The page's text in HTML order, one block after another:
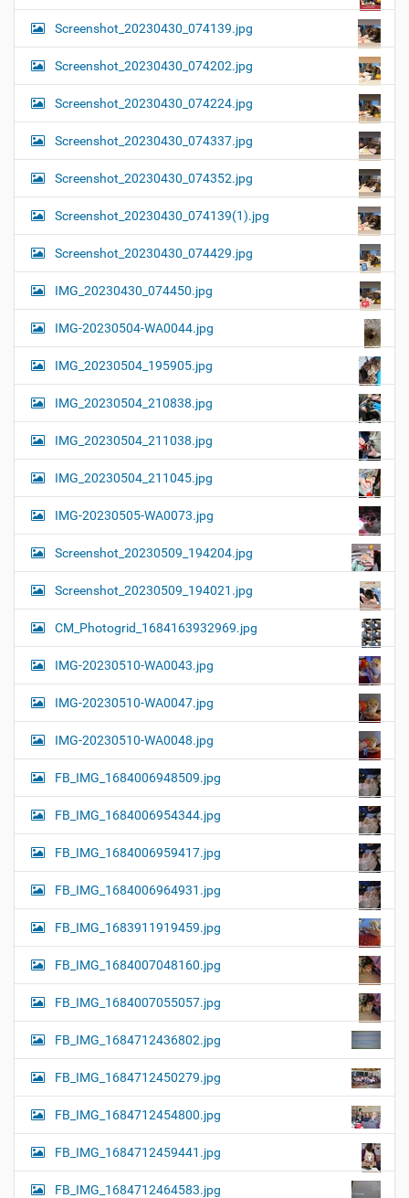
Screenshot_20230430_074139.jpg
Screenshot_20230430_074202.jpg
Screenshot_20230430_074224.jpg
Screenshot_20230430_074337.jpg
Screenshot_20230430_074352.jpg
Screenshot_20230430_074139(1).jpg
Screenshot_20230430_074429.jpg
IMG_20230430_074450.jpg
IMG-20230504-WA0044.jpg
IMG_20230504_195905.jpg
IMG_20230504_210838.jpg
IMG_20230504_211038.jpg
IMG_20230504_211045.jpg
IMG-20230505-WA0073.jpg
Screenshot_20230509_194204.jpg
Screenshot_20230509_194021.jpg
CM_Photogrid_1684163932969.jpg
IMG-20230510-WA0043.jpg
IMG-20230510-WA0047.jpg
IMG-20230510-WA0048.jpg
FB_IMG_1684006948509.jpg
FB_IMG_1684006954344.jpg
FB_IMG_1684006959417.jpg
FB_IMG_1684006964931.jpg
FB_IMG_1683911919459.jpg
FB_IMG_1684007048160.jpg
FB_IMG_1684007055057.jpg
FB_IMG_1684712436802.jpg
FB_IMG_1684712450279.jpg
FB_IMG_1684712454800.jpg
FB_IMG_1684712459441.jpg
FB_IMG_1684712464583.jpg